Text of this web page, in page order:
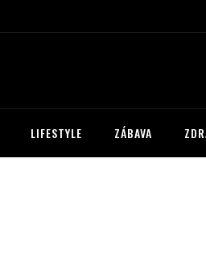
LIFESTYLE ZÁBAVA